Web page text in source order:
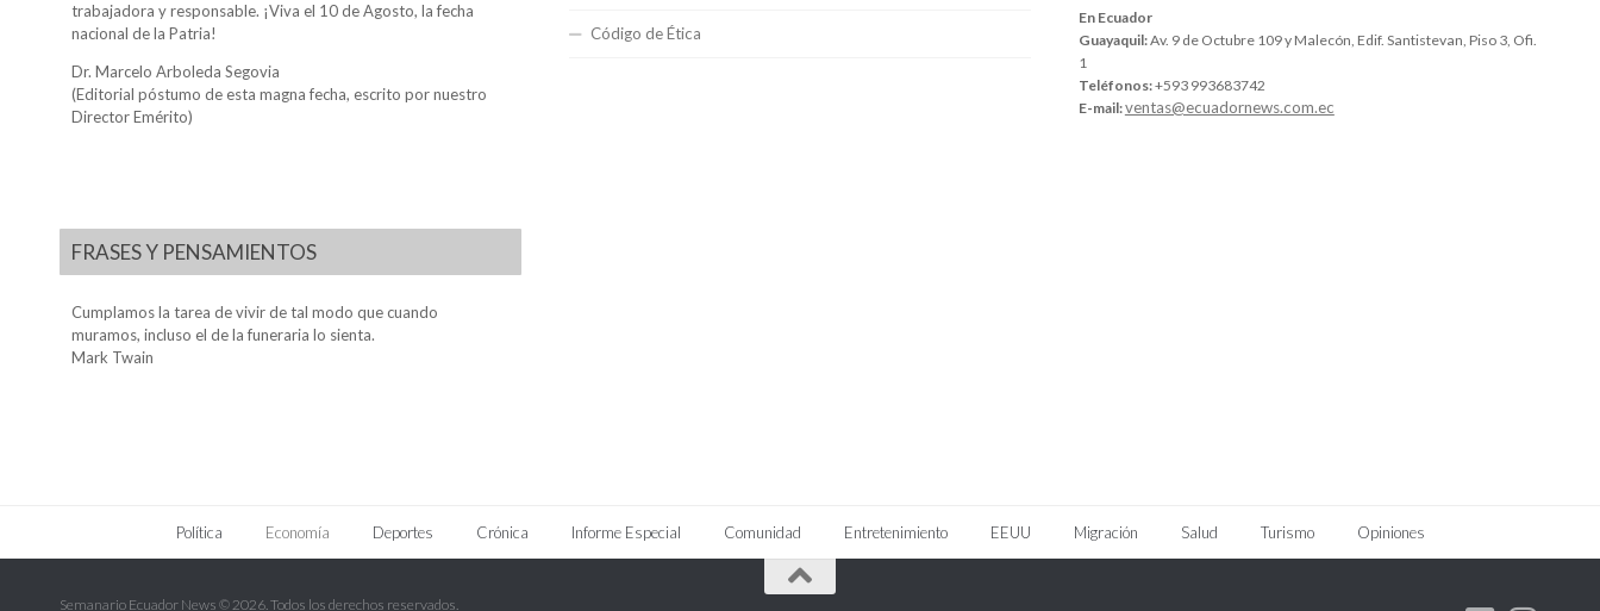
trabajadora y responsable. ¡Viva el 10 de Agosto, la fecha
nacional de la Patria!
Dr. Marcelo Arboleda Segovia
(Editorial póstumo de esta magna fecha, escrito por nuestro
Director Emérito)
FRASES Y PENSAMIENTOS
Cumplamos la tarea de vivir de tal modo que cuando
muramos, incluso el de la funeraria lo sienta.
Mark Twain
Código de Ética
En Ecuador
Guayaquil:Av. 9 de Octubre 109 y Malecón, Edif. Santistevan, Piso 3, Ofi.
1
Teléfonos:+593 993683742
E-mail:ventas@ecuadornews.com.ec
Política Economía Deportes Crónica Informe Especial Comunidad Entretenimiento EEUU Migración Salud Turismo Opiniones
Semanario Ecuador News © 2026. Todos los derechos reservados.